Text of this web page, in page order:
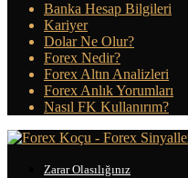
Banka Hesap Bilgileri
Kariyer
Dolar Ne Olur?
Forex Nedir?
Forex Altın Analizleri
Forex Anlık Yorumları
Nasıl FK Kullanırım?
Zarar Olasılığınız